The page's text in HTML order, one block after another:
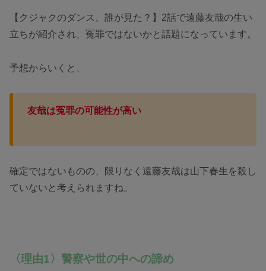
【クジャクのダンス、誰が見た？】2話で遠藤友哉の生い
立ちが紹介され、冤罪ではないかと話題になっています。
予想からいくと、
友哉は冤罪の可能性が高い
確定ではないものの、限りなく遠藤友哉は山下春生を殺し
ていないと考えられますね。
〈理由1〉警察や世の中への諦め